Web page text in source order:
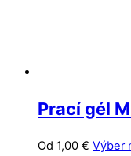
Prací gél
Od 1,00 € Výber